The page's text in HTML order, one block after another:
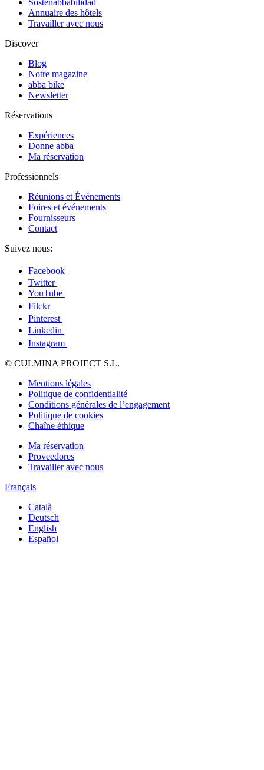
Annuaire des hôtels
Travailler avec nous
Discover
Blog
Notre magazine
abba bike
Newsletter
Réservations
Expériences
Donne abba
Ma réservation
Professionnels
Réunions et Événements
Foires et événements
Fournisseurs
Contact
Suivez nous:
Facebook
Twitter
YouTube
Filckr
Pinterest
Linkedin
Instagram
© CULMINA PROJECT S.L.
Mentions légales
Politique de confidentialité
Conditions générales de l’engagement
Politique de cookies
Chaîne éthique
Ma réservation
Proveedores
Travailler avec nous
Français
Català
Deutsch
English
Español